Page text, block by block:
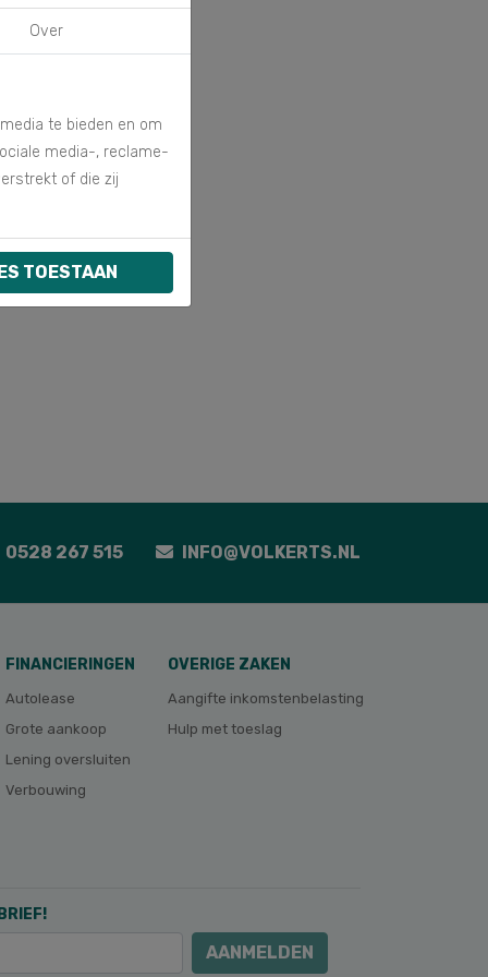
0528 267 515 INFO@VOLKERTS.NL
FINANCIERINGEN
Autolease
Grote aankoop
Lening oversluiten
Verbouwing
OVERIGE ZAKEN
Aangifte inkomstenbelasting
Hulp met toeslag
AANMELDEN
Over
te bieden en om
media-, reclame-
of die zij
TOESTAAN